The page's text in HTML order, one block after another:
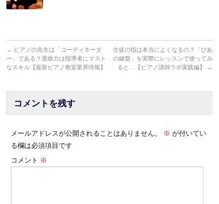
← ピアノの先生は「コーディネータ
ー」である？選曲力は指導者にマスト
なスキル【最新ピアノ教室業界情報】
生徒の指は本当によくなるの？「ぴあ
の鍵盤」を実際にレッスンで使ってみ
ると…【ピアノ講師ラボ実践編】
→
コメントを残す
メールアドレスが公開されることはありません。 ※ が付いてい
る欄は必須項目です
コメント ※